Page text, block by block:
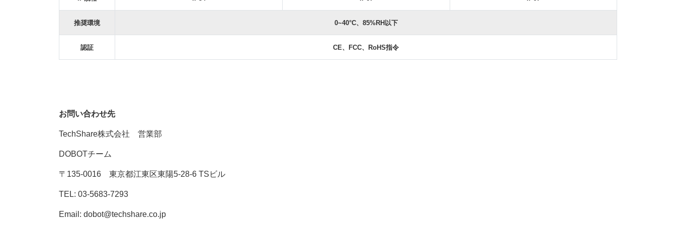
推奨環境 0~40°C、85%RH以下
認証 CE、FCC、RoHS指令
お問い合わせ先
TechShare株式会社 営業部
DOBOTチーム
〒135-0016 東京都江東区東陽5-28-6 TSビル
TEL: 03-5683-7293
Email: dobot@techshare.co.jp